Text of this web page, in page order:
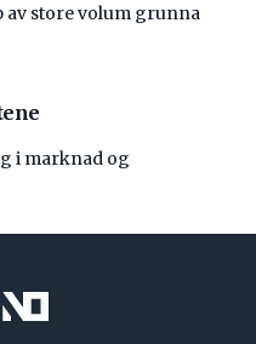
av store volum grunna
i marknad og